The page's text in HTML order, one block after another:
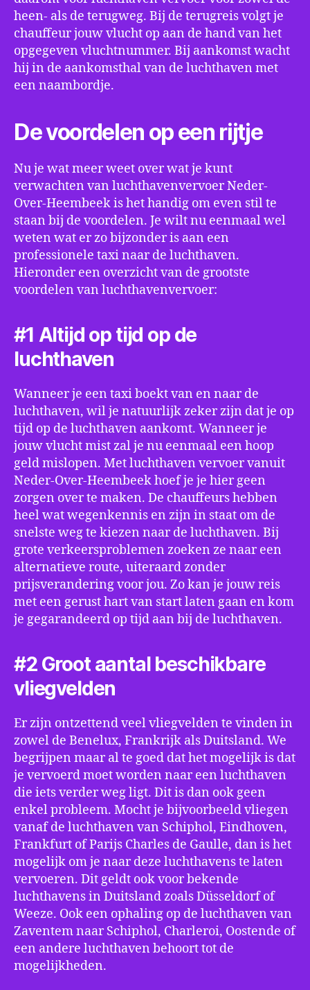
heen- als de terugweg. Bij de terugreis volgt je
chauffeur jouw vlucht op aan de hand van het
opgegeven vluchtnummer. Bij aankomst wacht
hij in de aankomsthal van de luchthaven met
een naambordje.
De voordelen op een rijtje
Nu je wat meer weet over wat je kunt
verwachten van luchthavenvervoer Neder-
Over-Heembeek is het handig om even stil te
staan bij de voordelen. Je wilt nu eenmaal wel
weten wat er zo bijzonder is aan een
professionele taxi naar de luchthaven.
Hieronder een overzicht van de grootste
voordelen van luchthavenvervoer:
#1 Altijd op tijd op de
luchthaven
Wanneer je een taxi boekt van en naar de
luchthaven, wil je natuurlijk zeker zijn dat je op
tijd op de luchthaven aankomt. Wanneer je
jouw vlucht mist zal je nu eenmaal een hoop
geld mislopen. Met luchthaven vervoer vanuit
Neder-Over-Heembeek hoef je je hier geen
zorgen over te maken. De chauffeurs hebben
heel wat wegenkennis en zijn in staat om de
snelste weg te kiezen naar de luchthaven. Bij
grote verkeersproblemen zoeken ze naar een
alternatieve route, uiteraard zonder
prijsverandering voor jou. Zo kan je jouw reis
met een gerust hart van start laten gaan en kom
je gegarandeerd op tijd aan bij de luchthaven.
#2 Groot aantal beschikbare
vliegvelden
Er zijn ontzettend veel vliegvelden te vinden in
zowel de Benelux, Frankrijk als Duitsland. We
begrijpen maar al te goed dat het mogelijk is dat
je vervoerd moet worden naar een luchthaven
die iets verder weg ligt. Dit is dan ook geen
enkel probleem. Mocht je bijvoorbeeld vliegen
vanaf de luchthaven van Schiphol, Eindhoven,
Frankfurt of Parijs Charles de Gaulle, dan is het
mogelijk om je naar deze luchthavens te laten
vervoeren. Dit geldt ook voor bekende
luchthavens in Duitsland zoals Düsseldorf of
Weeze. Ook een ophaling op de luchthaven van
Zaventem naar Schiphol, Charleroi, Oostende of
een andere luchthaven behoort tot de
mogelijkheden.